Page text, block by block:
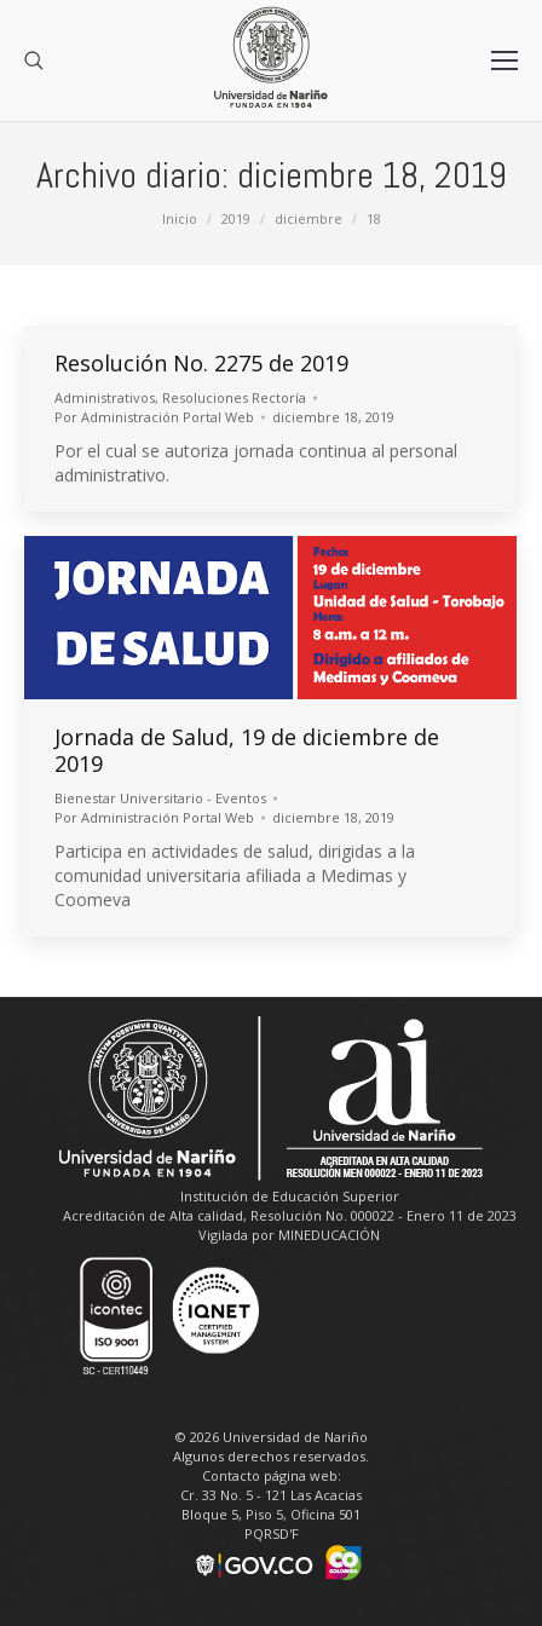
Archivo diario: diciembre 18, 2019
Inicio 2019 diciembre 18
Resolución No. 2275 de 2019
Administrativos, Resoluciones Rectoría
Por Administración Portal Web diciembre 18, 2019
Por el cual se autoriza jornada continua al personal
administrativo.
Jornada de Salud, 19 de diciembre de
2019
Bienestar Universitario - Eventos
Por Administración Portal Web diciembre 18, 2019
Participa en actividades de salud, dirigidas a la
comunidad universitaria afiliada a Medimas y
Coomeva
Institución de Educación Superior
Acreditación de Alta calidad, Resolución No. 000022 - Enero 11 de 2023
Vigilada por MINEDUCACIÓN
© 2026 Universidad de Nariño
Algunos derechos reservados.
Contacto página web:
Cr. 33 No. 5 - 121 Las Acacias
Bloque 5, Piso 5, Oficina 501
PQRSD'F